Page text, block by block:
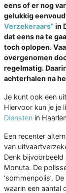
eens of er nog
gelukkig
Verzekeraars”in
dat eens na te
toch oplopen.
overgenomen
regelmatig.
achterhalen na
Je kunt ook een
Hiervoor kun je je
Diensten in
Een recenter
van
Denk bijvoorbeeld
Monuta. De
‘sommenpolis’.
waarin een aantal